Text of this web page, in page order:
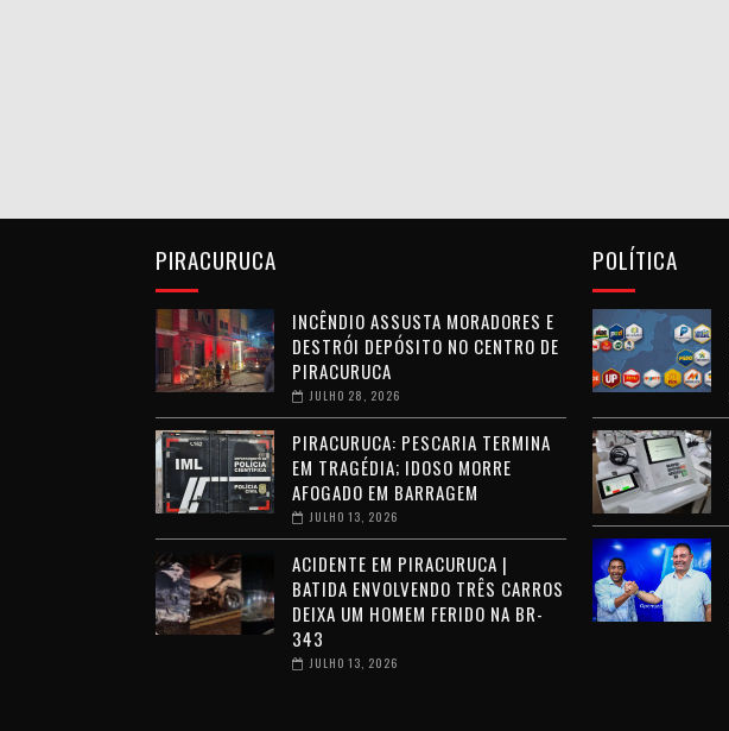
PIRACURUCA
INCÊNDIO ASSUSTA MORADORES E
DESTRÓI DEPÓSITO NO CENTRO DE
PIRACURUCA
JULHO 28, 2026
PIRACURUCA: PESCARIA TERMINA
EM TRAGÉDIA; IDOSO MORRE
AFOGADO EM BARRAGEM
JULHO 13, 2026
ACIDENTE EM PIRACURUCA |
BATIDA ENVOLVENDO TRÊS CARROS
DEIXA UM HOMEM FERIDO NA BR-
343
JULHO 13, 2026
POLÍTICA